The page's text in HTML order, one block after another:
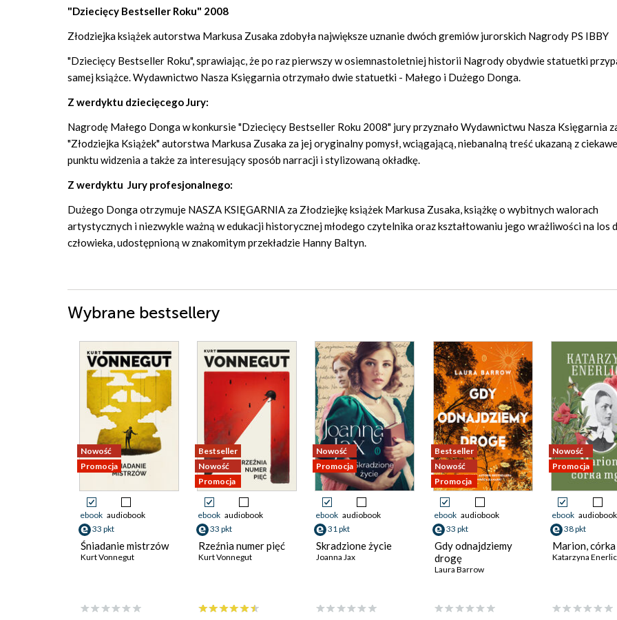
"Dziecięcy Bestseller Roku" 2008
Złodziejka książek autorstwa Markusa Zusaka zdobyła największe uznanie dwóch gremiów jurorskich Nagrody PS IBBY
"Dziecięcy Bestseller Roku", sprawiając, że po raz pierwszy w osiemnastoletniej historii Nagrody obydwie statuetki
samej książce. Wydawnictwo Nasza Księgarnia otrzymało dwie statuetki - Małego i Dużego Donga.
Z werdyktu dziecięcego Jury:
Nagrodę Małego Donga w konkursie "Dziecięcy Bestseller Roku 2008" jury przyznało Wydawnictwu Nasza Księgarnia
"Złodziejka Książek" autorstwa Markusa Zusaka za jej oryginalny pomysł, wciągającą, niebanalną treść ukazaną z
punktu widzenia a także za interesujący sposób narracji i stylizowaną okładkę.
Z werdyktu Jury profesjonalnego:
Dużego Donga otrzymuje NASZA KSIĘGARNIA za Złodziejkę książek Markusa Zusaka, książkę o wybitnych walorach
artystycznych i niezwykle ważną w edukacji historycznej młodego czytelnika oraz kształtowaniu jego wrażliwości na los
człowieka, udostępnioną w znakomitym przekładzie Hanny Baltyn.
Wybrane bestsellery
Nowość
Promocja
ebook audiobook
33 pkt
Śniadanie mistrzów
Kurt Vonnegut
Bestseller
Nowość
Promocja
ebook audiobook
33 pkt
Rzeźnia numer pięć
Kurt Vonnegut
Nowość
Promocja
ebook audiobook
31 pkt
Skradzione życie
Joanna Jax
Bestseller
Nowość
Promocja
ebook audiobook
33 pkt
Gdy odnajdziemy
drogę
Laura Barrow
Nowość
Promocja
ebook audiobook
38 pkt
Marion, córka
Katarzyna